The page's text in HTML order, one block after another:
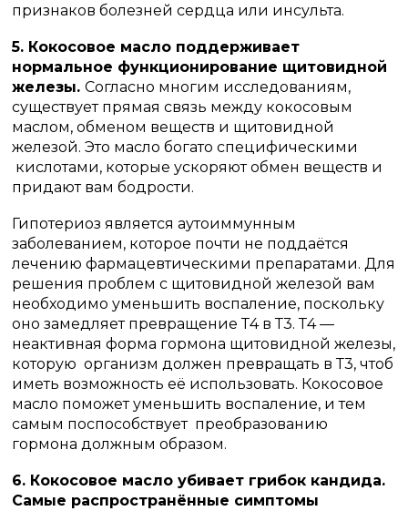
признаков болезней сердца или инсульта.
5. Кокосовое масло поддерживает
нормальное функционирование щитовидной
железы.Согласно многим исследованиям,
существует прямая связь между кокосовым
маслом, обменом веществ и щитовидной
железой. Это масло богато специфическими
кислотами, которые ускоряют обмен веществ и
придают вам бодрости.
Гипотериоз является аутоиммунным
заболеванием, которое почти не поддаётся
лечению фармацевтическими препаратами. Для
решения проблем с щитовидной железой вам
необходимо уменьшить воспаление, поскольку
оно замедляет превращение Т4 в Т3. Т4 —
неактивная форма гормона щитовидной железы,
которую организм должен превращать в Т3, чтоб
иметь возможность её использовать. Кокосовое
масло поможет уменьшить воспаление, и тем
самым поспособствует преобразованию
гормона должным образом.
6. Кокосовое масло убивает грибок кандида.
Самые распространённые симптомы